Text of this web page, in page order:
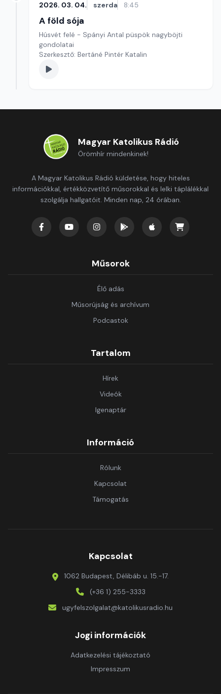
2026. 03. 04. szerda 8:45
A föld sója
Húsvét felé - Spányi Antal püspök nagyböjti
gondolatai
Szerkesztő: Bertáné Pintér Katalin
Magyar Katolikus Rádió
Örömhír mindenkinek!
A Magyar Katolikus Rádió küldetése, hogy hiteles
információkkal, értékközvetítő műsorokkal és lelki táplálékkal
szolgálja hallgatóit. Minden nap, 24 órában.
Műsorok
Élő adás
Műsorújság és archívum
Podcastok
Tartalom
Hírek
Videók
Igenaptár
Információ
Rólunk
Kapcsolat
Támogatás
Kapcsolat
1062 Budapest, Délibáb u. 15.-17.
(+36 1) 255-3333
ugyfelszolgalat@katolikusradio.hu
Jogi információk
Adatkezelési tájékoztató
Impresszum